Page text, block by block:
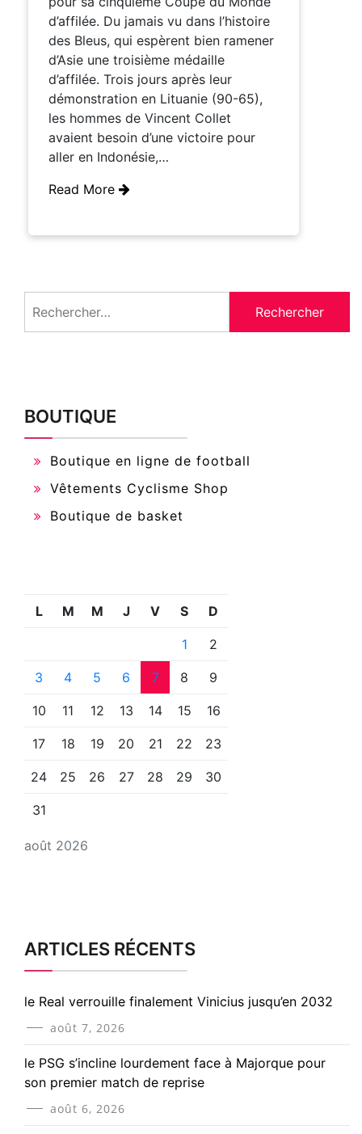
d’affilée. Du jamais vu dans l’histoire
des Bleus, qui espèrent bien ramener
d’Asie une troisième médaille
d’affilée. Trois jours après leur
démonstration en Lituanie (90-65),
les hommes de Vincent Collet
avaient besoin d’une victoire pour
aller en Indonésie,…
Read More
BOUTIQUE
Boutique en ligne de football
Vêtements Cyclisme Shop
Boutique de basket
août 2026
L M M J V S D
1 2
3 4 5 6 7 8 9
10 11 12 13 14 15 16
17 18 19 20 21 22 23
24 25 26 27 28 29 30
31
ARTICLES RÉCENTS
le Real verrouille finalement Vinicius jusqu’en 2032
août 7, 2026
le PSG s’incline lourdement face à Majorque pour
son premier match de reprise
août 6, 2026